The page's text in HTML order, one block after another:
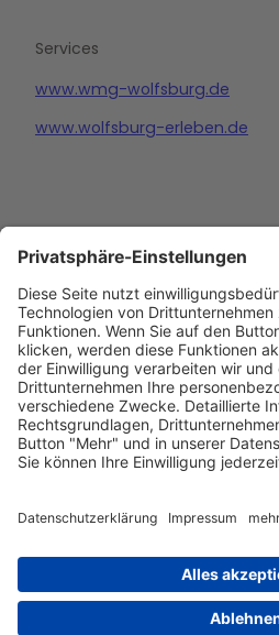
Services
www.wmg-wolfsburg.de
www.wolfsburg-erleben.de
Datenschutz
AGB